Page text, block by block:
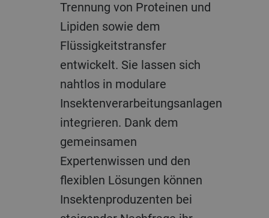
Trennung von Proteinen und
Lipiden sowie dem
Flüssigkeitstransfer
entwickelt. Sie lassen sich
nahtlos in modulare
Insektenverarbeitungsanlagen
integrieren. Dank dem
gemeinsamen
Expertenwissen und den
flexiblen Lösungen können
Insektenproduzenten bei